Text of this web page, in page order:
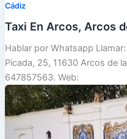
Cádiz
Taxi En Arcos, Arcos
Hablar por Whatsapp
Picada, 25, 11630 Arcos de
647857563. Web: